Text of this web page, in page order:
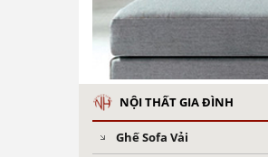
NỘI THẤT GIA ĐÌNH
Ghế Sofa Vải